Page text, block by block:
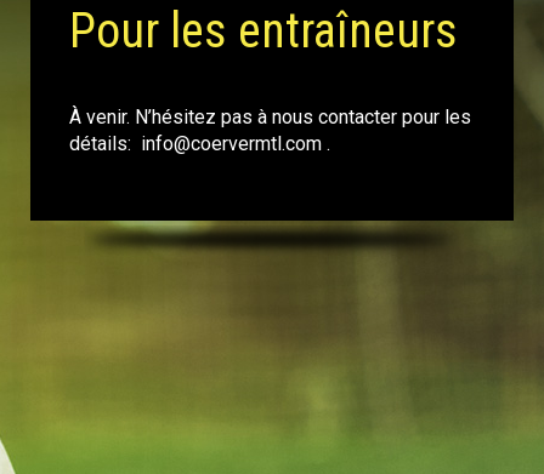
Pour les entraîneurs
À venir. N’hésitez pas à nous contacter pour les
détails: info@coervermtl.com .